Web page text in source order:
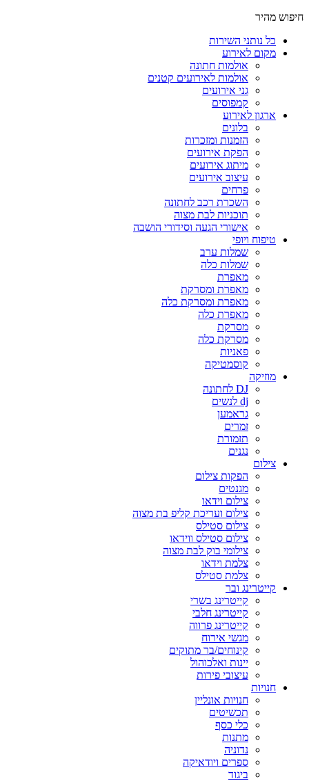
חיפוש מהיר
כל נותני השירות
מקום לאירוע
אולמות חתונה
אולמות לאירועים קטנים
גני אירועים
קמפוסים
ארגון לאירוע
בלונים
הזמנות ומזכרות
הפקת אירועים
מיתוג אירועים
עיצוב אירועים
פרחים
השכרת רכב לחתונה
תוכניות לבת מצוה
אישורי הגעה וסידורי הושבה
טיפוח ויופי
שמלות ערב
שמלות כלה
מאפרת
מאפרת ומסרקת
מאפרת ומסרקת כלה
מאפרת כלה
מסרקת
מסרקת כלה
פאניות
קוסמטיקה
מוזיקה
DJ לחתונה
dj לנשים
גראמען
זמרים
תזמורת
נגנים
צילום
הפקות צילום
מגנטים
צילום וידאו
צילום ועריכת קליפ בת מצוה
צילום סטילס
צילום סטילס ווידאו
צילומי בוק לבת מצוה
צלמת וידאו
צלמת סטילס
קייטרינג ובר
קייטרינג בשרי
קייטרינג חלבי
קייטרינג פרווה
מגשי אירוח
קינוחים/בר מתוקים
יינות ואלכוהול
עיצובי פירות
חנויות
חנויות אונליין
תכשיטים
כלי כסף
מתנות
נדוניה
ספרים ויודאיקה
ביגוד